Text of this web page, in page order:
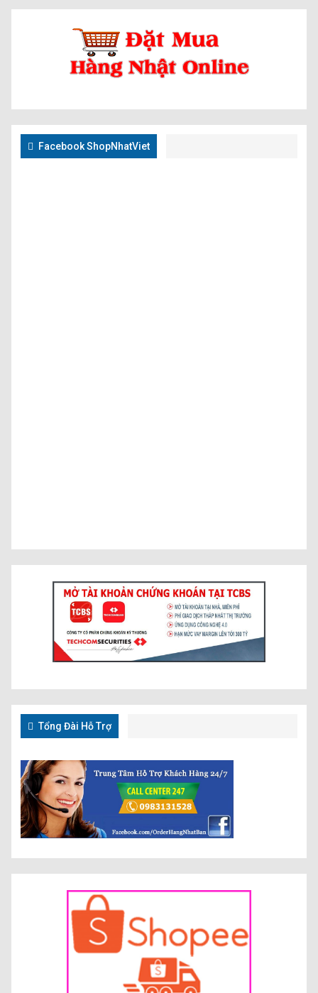
Facebook ShopNhatViet
Tổng Đài Hỗ Trợ